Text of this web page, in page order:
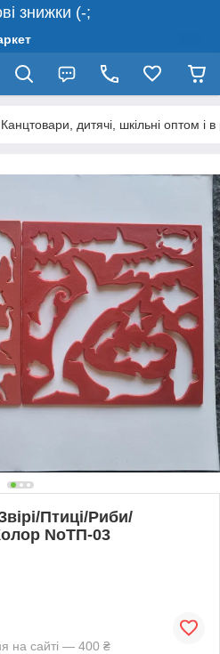
знижки (-;
Канцтовари, дитячі, шкільні оптом і в
Птиці/Риби/
NoТП-03
на сайті — 400 ₴